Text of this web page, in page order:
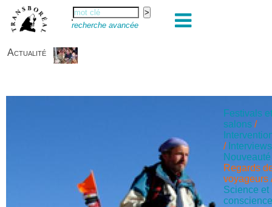
recherche avancée
Actualité
Festivals
salons /
/ Interviews
Nouveauté
Regards
voyageurs
Science et